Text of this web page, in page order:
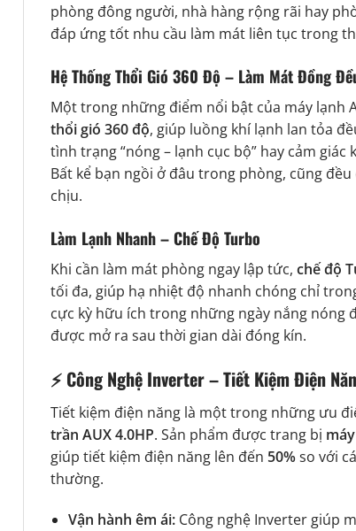
phòng đông người, nhà hàng rộng rãi hay
đáp ứng tốt nhu cầu làm mát liên tục trong
Hệ Thống Thổi Gió 360 Độ – Làm Mát Đồng
Một trong những điểm nổi bật của máy lạnh
thổi gió 360 độ, giúp luồng khí lạnh lan tỏa
tình trạng “nóng – lạnh cục bộ” hay cảm
Bất kể bạn ngồi ở đâu trong phòng, cũng
chịu.
Làm Lạnh Nhanh – Chế Độ Turbo
Khi cần làm mát phòng ngay lập tức, chế độ
tối đa, giúp hạ nhiệt độ nhanh chóng chỉ
cực kỳ hữu ích trong những ngày nắng nóng
được mở ra sau thời gian dài đóng kín.
⚡ Công Nghệ Inverter – Tiết Kiệm Điện
Tiết kiệm điện năng là một trong những ưu
trần AUX 4.0HP. Sản phẩm được trang bị
giúp tiết kiệm điện năng lên đến 50%so với
thường.
Vận hành êm ái: Công nghệ Inverter giúp